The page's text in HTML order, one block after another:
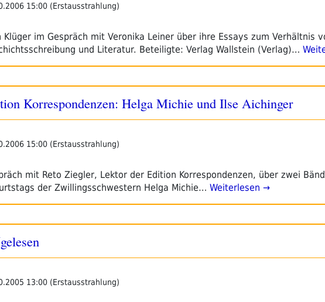
15:00 (Erstausstrahlung)
Klüger im Gespräch mit Veronika Leiner über ihre Essays zum Verhältnis
und Literatur. Beteiligte: Verlag Wallstein (Verlag)…
Korrespondenzen: Helga Michie und Ilse Aichinger
15:00 (Erstausstrahlung)
mit Reto Ziegler, Lektor der Edition Korrespondenzen, über zwei
der Zwillingsschwestern Helga Michie… Weiterlesen →
13:00 (Erstausstrahlung)